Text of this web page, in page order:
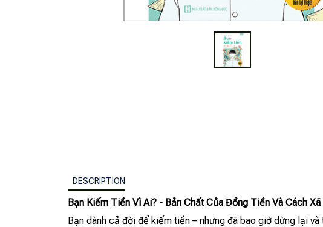
DESCRIPTION
Bạn Kiếm Tiền Vì Ai? - Bản Chất Của Đồng Tiền Và Cách Xã
Bạn dành cả đời để kiếm tiền – nhưng đã bao giờ dừng lại và